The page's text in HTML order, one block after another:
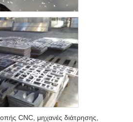
CNC, μηχανές διάτρησης,